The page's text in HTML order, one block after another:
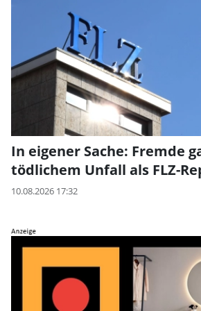
In eigener Sache: Fremde
tödlichem Unfall als FLZ-
10.08.2026 17:32